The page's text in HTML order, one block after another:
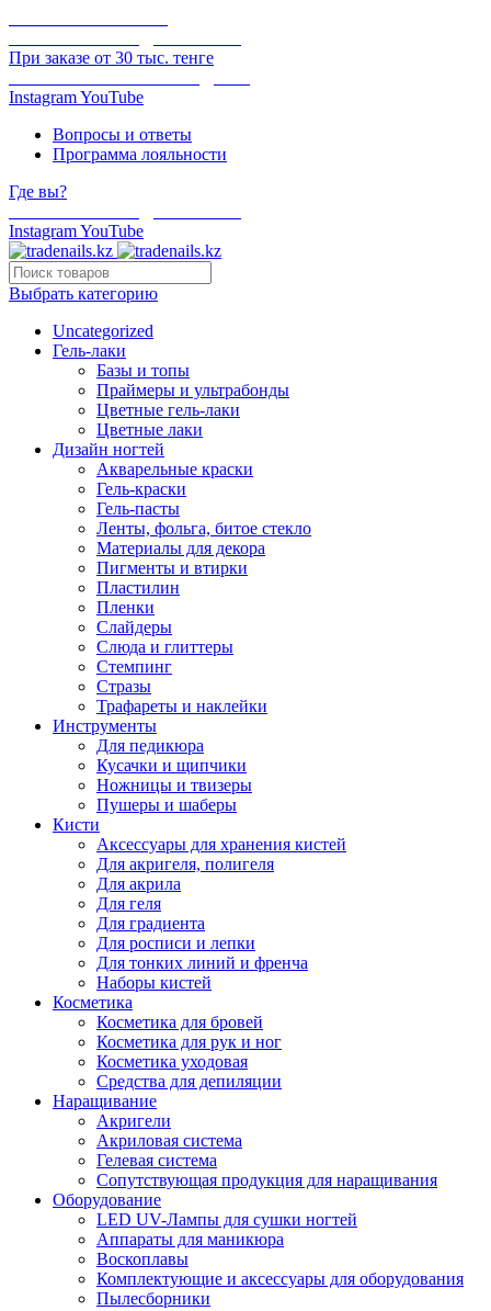
При заказе от 30 тыс. тенге
InstagramYouTube
Вопросы и ответы
Программа лояльности
Где вы?
InstagramYouTube
Выбрать категорию
Uncategorized
Гель-лаки
Базы и топы
Праймеры и ультрабонды
Цветные гель-лаки
Цветные лаки
Дизайн ногтей
Акварельные краски
Гель-краски
Гель-пасты
Ленты, фольга, битое стекло
Материалы для декора
Пигменты и втирки
Пластилин
Пленки
Слайдеры
Слюда и глиттеры
Стемпинг
Стразы
Трафареты и наклейки
Инструменты
Для педикюра
Кусачки и щипчики
Ножницы и твизеры
Пушеры и шаберы
Кисти
Аксессуары для хранения кистей
Для акригеля, полигеля
Для акрила
Для геля
Для градиента
Для росписи и лепки
Для тонких линий и френча
Наборы кистей
Косметика
Косметика для бровей
Косметика для рук и ног
Косметика уходовая
Средства для депиляции
Наращивание
Акригели
Акриловая система
Гелевая система
Сопутствующая продукция для наращивания
Оборудование
LED UV-Лампы для сушки ногтей
Аппараты для маникюра
Воскоплавы
Комплектующие и аксессуары для оборудования
Пылесборники